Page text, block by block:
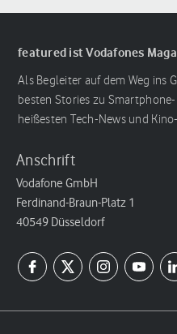
featured ist Vodafones
Als Begleiter auf dem Weg ins
besten Stories zu
heißesten Tech-News und
Anschrift
Vodafone GmbH
Ferdinand-Braun-Platz 1
40549 Düsseldorf